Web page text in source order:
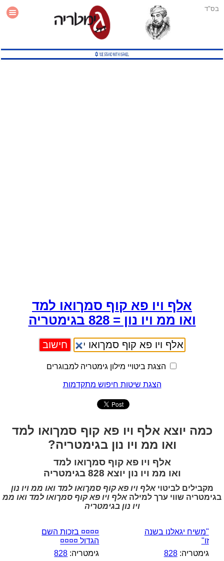
בס"ד
עזרה
אלף ויו פא קוף סמךואו למד
ואו ממ ויו נון = 828 בגימטריה
הצגת ביטויי מילון גימטריה למבוגרים
הצגת שיטות חיפוש מתקדמות
כמה יוצא אלף ויו פא קוף סמךואו למד
ואו ממ ויו נון בגימטריה?
אלף ויו פא קוף סמךואו למד
ואו ממ ויו נון יוצא 828 בגימטריה
מקבילים לביטויאלף ויו פא קוף סמךואו למד ואו ממ ויו נון
בגימטריה שווי ערך למילה אלף ויו פא קוף סמךואו למד ואו ממ
ויו נון בגימטריה
"משיח יגאלנו בשנה
זו"
גימטריה:828
¤¤¤¤ בזכות השם
הגדול ¤¤¤¤
גימטריה: 828